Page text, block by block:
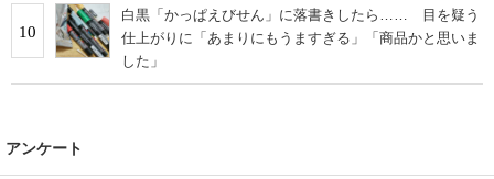
10
白黒「かっぱえびせん」に落書きしたら…… 目を疑う
仕上がりに「あまりにもうますぎる」「商品かと思いま
した」
アンケート